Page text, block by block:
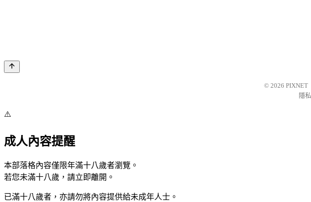
© 2026 PIXNET
隱
⚠️
成人內容提醒
本部落格內容僅限年滿十八歲者瀏覽。
若您未滿十八歲，請立即離開。
已滿十八歲者，亦請勿將內容提供給未成年人士。